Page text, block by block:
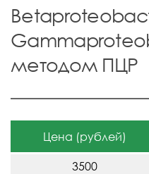
методом ПЦР
Цена (рублей)
3500